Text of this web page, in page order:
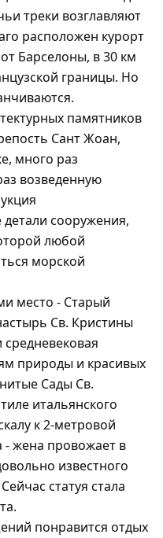
треки возглавляют
расположен курорт
Барселоны, в 30 км
границы. Но
памятников
Сант Жоан,
много раз
возведенную
детали сооружения,
любой
морской
место - Старый
Св. Кристины
природы и красивых
Сады Св.
итальянского
к 2-метровой
- жена провожает в
известного
статуя стала
понравится отдых